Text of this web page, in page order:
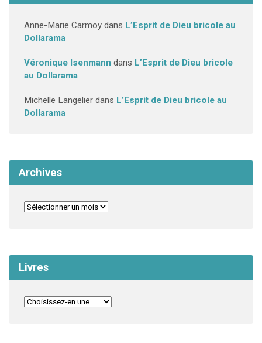
Anne-Marie Carmoydans L’Esprit de Dieu bricole au
Dollarama
Véronique Isenmann dans L’Esprit de Dieu bricole
au Dollarama
Michelle Langelierdans L’Esprit de Dieu bricole au
Dollarama
Archives
Livres